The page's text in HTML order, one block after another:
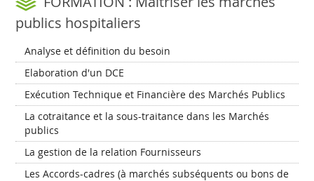
publics hospitaliers
Analyse et définition du besoin
Elaboration d'un DCE
Exécution Technique et Financière des Marchés Publics
La cotraitance et la sous-traitance dans les Marchés
publics
La gestion de la relation Fournisseurs
Les Accords-cadres (à marchés subséquents ou bons de